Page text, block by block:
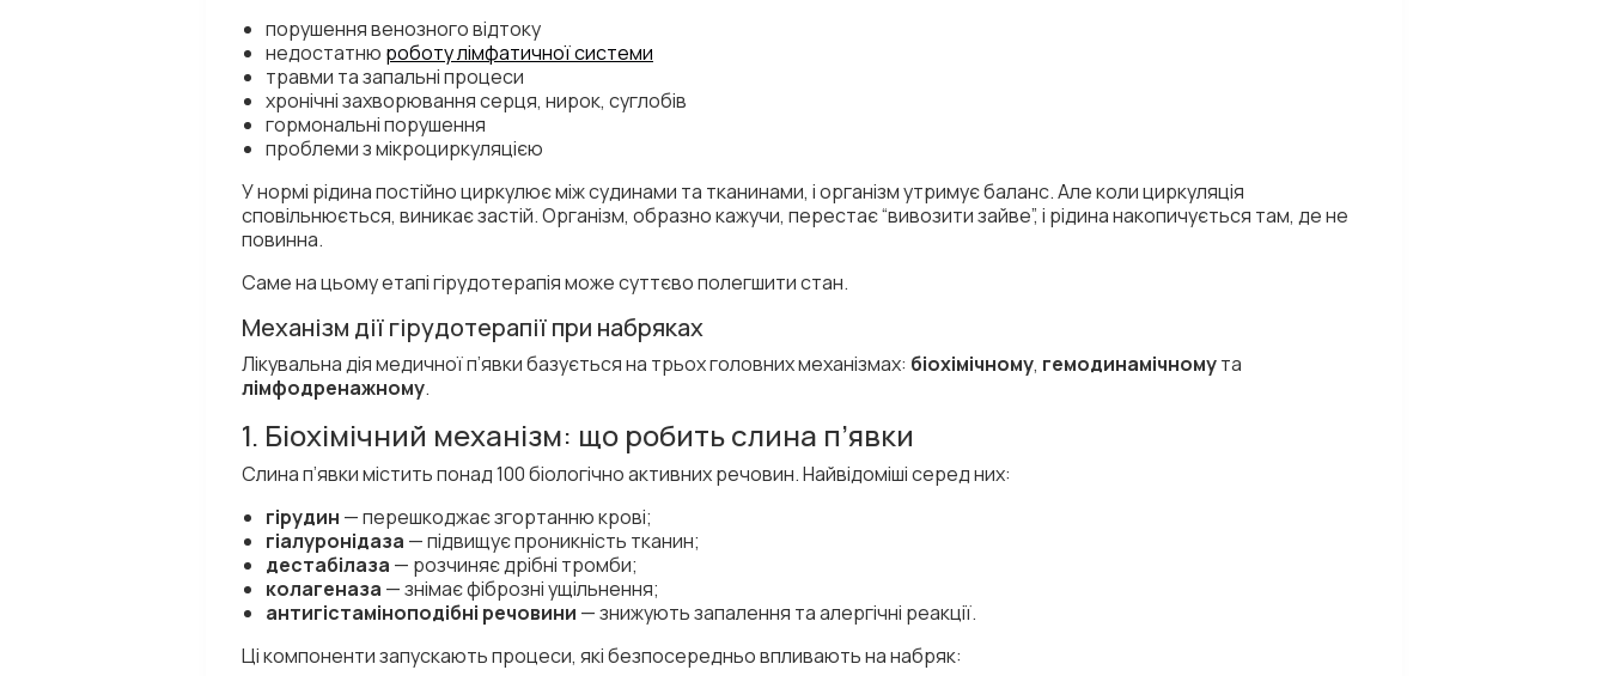
порушення венозного відтоку
недостатню роботу лімфатичної системи
травми та запальні процеси
хронічні захворювання серця, нирок, суглобів
гормональні порушення
проблеми з мікроциркуляцією
У нормі рідина постійно циркулює між судинами та тканинами, і організм утримує баланс. Але коли циркуляція
сповільнюється, виникає застій. Організм, образно кажучи, перестає “вивозити зайве”, і рідина накопичується там, де не
повинна.
Саме на цьому етапі гірудотерапія може суттєво полегшити стан.
Механізм дії гірудотерапії при набряках
Лікувальна дія медичної п’явки базується на трьох головних механізмах: біохімічному, гемодинамічномута
лімфодренажному.
1. Біохімічний механізм: що робить слина п’явки
Слина п’явки містить понад 100 біологічно активних речовин. Найвідоміші серед них:
гірудин — перешкоджає згортанню крові;
гіалуронідаза — підвищує проникність тканин;
дестабілаза — розчиняє дрібні тромби;
колагеназа — знімає фіброзні ущільнення;
антигістаміноподібні речовини — знижують запалення та алергічні реакції.
Ці компоненти запускають процеси, які безпосередньо впливають на набряк: